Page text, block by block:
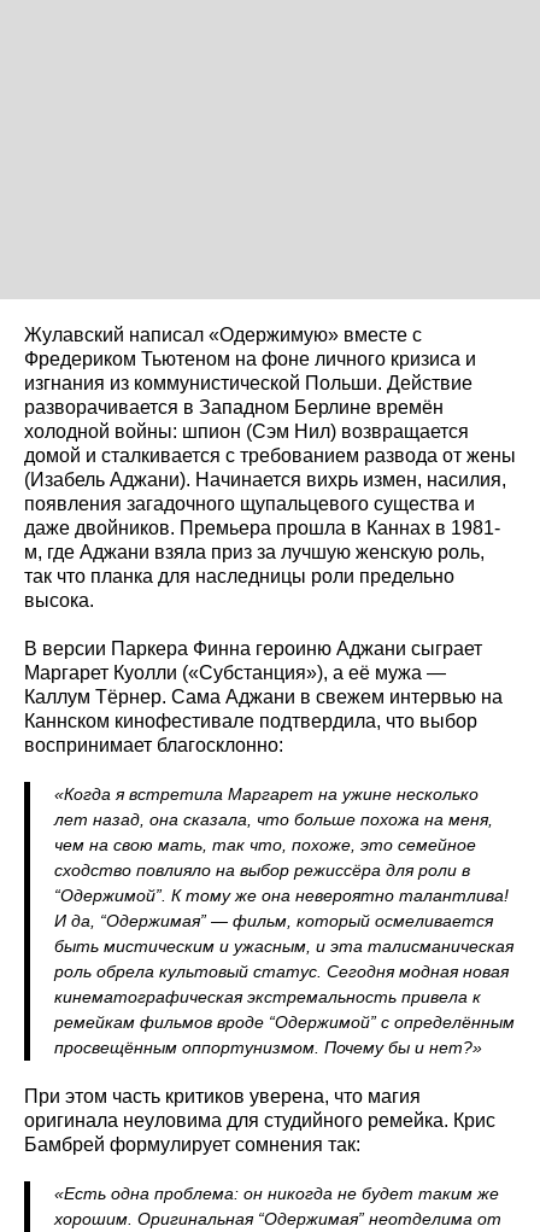
Жулавский написал «Одержимую» вместе с
Фредериком Тьютеном на фоне личного кризиса и
изгнания из коммунистической Польши. Действие
разворачивается в Западном Берлине времён
холодной войны: шпион (Сэм Нил) возвращается
домой и сталкивается с требованием развода от жены
(Изабель Аджани). Начинается вихрь измен, насилия,
появления загадочного щупальцевого существа и
даже двойников. Премьера прошла в Каннах в 1981-
м, где Аджани взяла приз за лучшую женскую роль,
так что планка для наследницы роли предельно
высока.
В версии Паркера Финна героиню Аджани сыграет
Маргарет Куолли («Субстанция»), а её мужа —
Каллум Тёрнер. Сама Аджани в свежем интервью на
Каннском кинофестивале подтвердила, что выбор
воспринимает благосклонно:
«Когда я встретила Маргарет на ужине несколько
лет назад, она сказала, что больше похожа на меня,
чем на свою мать, так что, похоже, это семейное
сходство повлияло на выбор режиссёра для роли в
“Одержимой”. К тому же она невероятно талантлива!
И да, “Одержимая” — фильм, который осмеливается
быть мистическим и ужасным, и эта талисманическая
роль обрела культовый статус. Сегодня модная новая
кинематографическая экстремальность привела к
ремейкам фильмов вроде “Одержимой” с определённым
просвещённым оппортунизмом. Почему бы и нет?»
При этом часть критиков уверена, что магия
оригинала неуловима для студийного ремейка. Крис
Бамбрей формулирует сомнения так:
«Есть одна проблема: он никогда не будет таким же
хорошим. Оригинальная “Одержимая” неотделима от